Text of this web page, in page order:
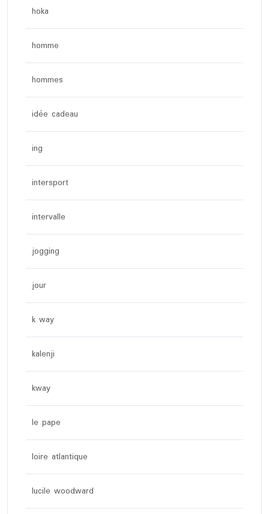
hoka
homme
hommes
idée cadeau
ing
intersport
intervalle
jogging
jour
k way
kalenji
kway
le pape
loire atlantique
lucile woodward